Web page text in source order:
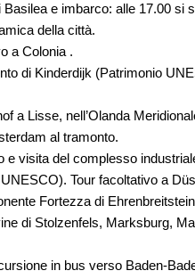
e imbarco: alle 17.00 si
della città.
a Colonia .
di Kinderdijk (Patrimonio
a Lisse, nell’Olanda
al tramonto.
e visita del complesso
Tour facoltativo a
Fortezza di
di Stolzenfels, Marksburg,
in bus verso Baden-